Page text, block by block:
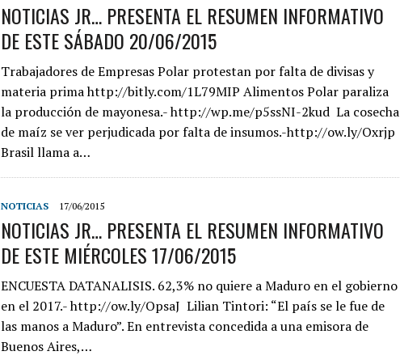
NOTICIAS JR… PRESENTA EL RESUMEN INFORMATIVO
DE ESTE SÁBADO 20/06/2015
Trabajadores de Empresas Polar protestan por falta de divisas y
materia prima http://bitly.com/1L79MIP Alimentos Polar paraliza
la producción de mayonesa.- http://wp.me/p5ssNI-2kud La cosecha
de maíz se ver perjudicada por falta de insumos.-http://ow.ly/Oxrjp
Brasil llama a…
NOTICIAS 17/06/2015
NOTICIAS JR… PRESENTA EL RESUMEN INFORMATIVO
DE ESTE MIÉRCOLES 17/06/2015
ENCUESTA DATANALISIS. 62,3% no quiere a Maduro en el gobierno
en el 2017.- http://ow.ly/OpsaJ Lilian Tintori: “El país se le fue de
las manos a Maduro”. En entrevista concedida a una emisora de
Buenos Aires,…